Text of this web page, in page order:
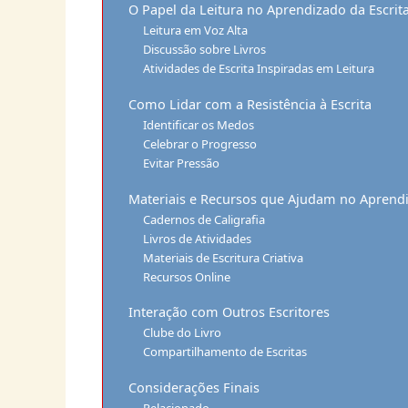
O Papel da Leitura no Aprendizado da Escrita
Leitura em Voz Alta
Discussão sobre Livros
Atividades de Escrita Inspiradas em Leitura
Como Lidar com a Resistência à Escrita
Identificar os Medos
Celebrar o Progresso
Evitar Pressão
Materiais e Recursos que Ajudam no
Cadernos de Caligrafia
Livros de Atividades
Materiais de Escritura Criativa
Recursos Online
Interação com Outros Escritores
Clube do Livro
Compartilhamento de Escritas
Considerações Finais